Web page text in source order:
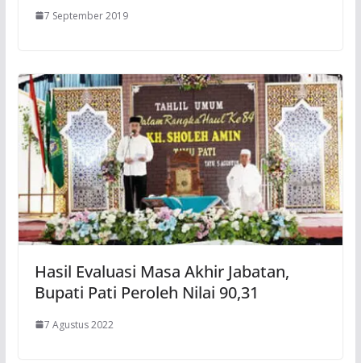
7 September 2019
Hasil Evaluasi Masa Akhir Jabatan,
Bupati Pati Peroleh Nilai 90,31
7 Agustus 2022